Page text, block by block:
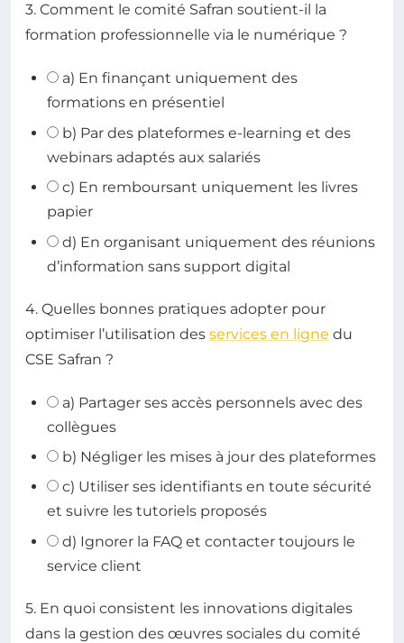
3. Comment le comité Safran soutient-il la
formation professionnelle via le numérique ?
a) En finançant uniquement des
formations en présentiel
b) Par des plateformes e-learning et des
webinars adaptés aux salariés
c) En remboursant uniquement les livres
papier
d) En organisant uniquement des réunions
d’information sans support digital
4. Quelles bonnes pratiques adopter pour
optimiser l’utilisation des services en ligne du
CSE Safran ?
a) Partager ses accès personnels avec des
collègues
b) Négliger les mises à jour des plateformes
c) Utiliser ses identifiants en toute sécurité
et suivre les tutoriels proposés
d) Ignorer la FAQ et contacter toujours le
service client
5. En quoi consistent les innovations digitales
dans la gestion des œuvres sociales du comité